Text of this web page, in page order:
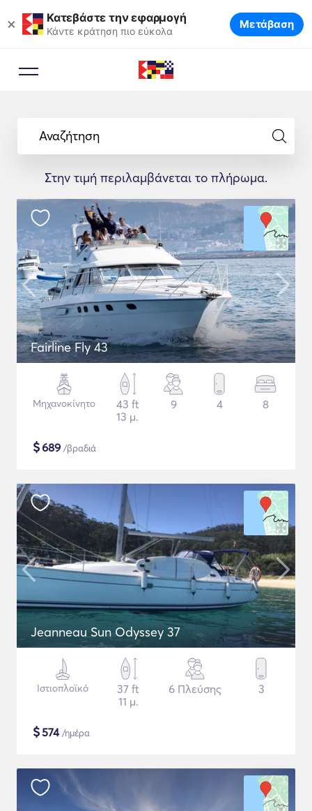
× Κατεβάστε την εφαρμογή
Κάντε κράτηση πιο εύκολα Μετάβαση
Αναζήτηση
Στην τιμή περιλαμβάνεται το πλήρωμα.
Fairline Fly 43
Μηχανοκίνητο
43 ft
13 μ.
9 4 8
$689 /βραδιά
Jeanneau Sun Odyssey 37
Ιστιοπλοϊκό
37 ft
11 μ.
6 Πλεύσης 3
$574/ημέρα